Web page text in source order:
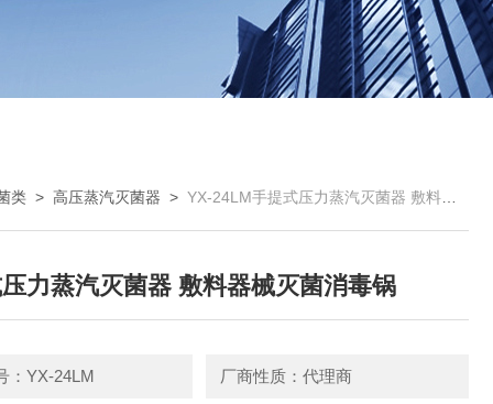
类 >高压蒸汽灭菌器 >YX-24LM手提式压力蒸汽灭菌器 敷料器械灭菌消毒锅
力蒸汽灭菌器 敷料器械灭菌消毒锅
：YX-24LM 厂商性质：代理商